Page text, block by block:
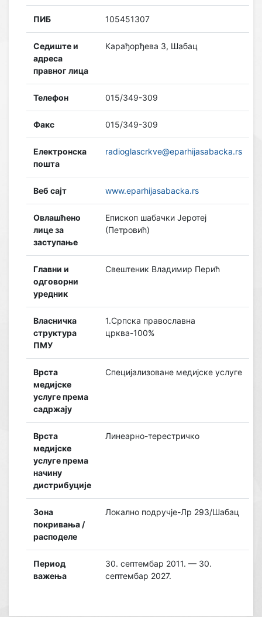
ПИБ 105451307
Седиште и
адреса
правног лица
Карађорђева 3, Шабац
Телефон 015/349-309
Факс 015/349-309
Електронска
пошта
radioglascrkve@eparhijasabacka.rs
Веб сајт www.eparhijasabacka.rs
Овлашћено
лице за
заступање
Епископ шабачки Јеротеј
(Петровић)
Главни и
одговорни
уредник
Свештеник Владимир Перић
Власничка
структура
ПМУ
1.Српска православна
црква-100%
Врста
медијске
услуге према
садржају
Специјализоване медијске услуге
Врста
медијске
услуге према
начину
дистрибуције
Линеарно-терестричко
Зона
покривања /
расподеле
Локално подручје-Лр 293/Шабац
Период
важења
30. септембар 2011. — 30.
септембар 2027.